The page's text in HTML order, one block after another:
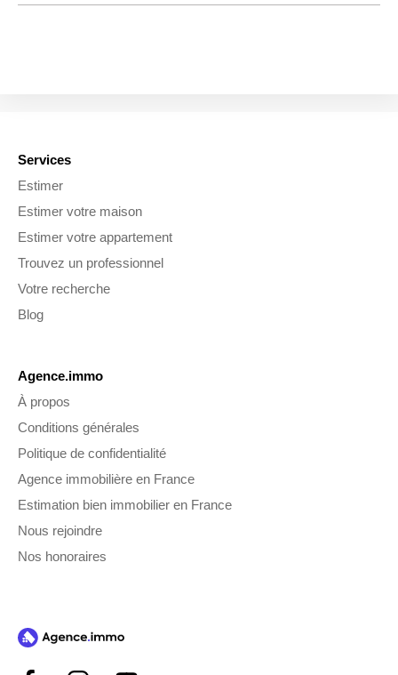
Services
Estimer
Estimer votre maison
Estimer votre appartement
Trouvez un professionnel
Votre recherche
Blog
Agence.immo
À propos
Conditions générales
Politique de confidentialité
Agence immobilière en France
Estimation bien immobilier en France
Nous rejoindre
Nos honoraires